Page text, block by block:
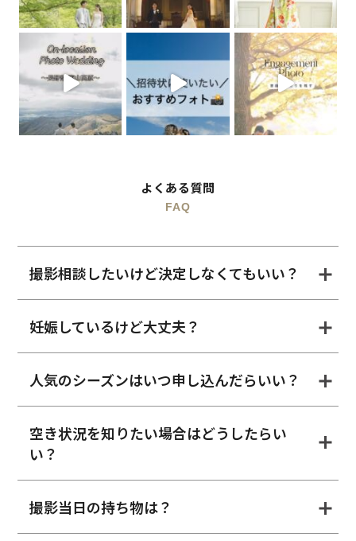
よくある質問
FAQ
撮影相談したいけど決定しなくてもいい？
妊娠しているけど大丈夫？
人気のシーズンはいつ申し込んだらいい？
空き状況を知りたい場合はどうしたらい
い？
撮影当日の持ち物は？